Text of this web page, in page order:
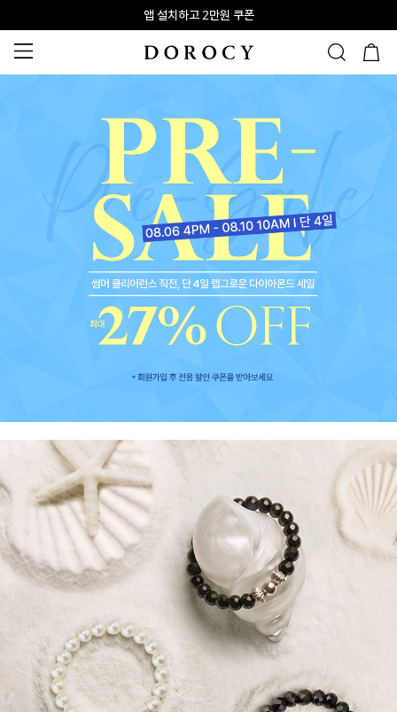
앱 설치하고 2만원 쿠폰
신규회원 10% 웰컴혜택